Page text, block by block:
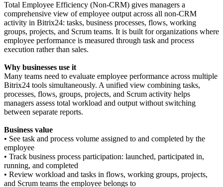
Total Employee Efficiency (Non-CRM) gives managers a
comprehensive view of employee output across all non-CRM
activity in Bitrix24: tasks, business processes, flows, working
groups, projects, and Scrum teams. It is built for organizations where
employee performance is measured through task and process
execution rather than sales.
Why businesses use it
Many teams need to evaluate employee performance across multiple
Bitrix24 tools simultaneously. A unified view combining tasks,
processes, flows, groups, projects, and Scrum activity helps
managers assess total workload and output without switching
between separate reports.
Business value
• See task and process volume assigned to and completed by the
employee
• Track business process participation: launched, participated in,
running, and completed
• Review workload and tasks in flows, working groups, projects,
and Scrum teams the employee belongs to